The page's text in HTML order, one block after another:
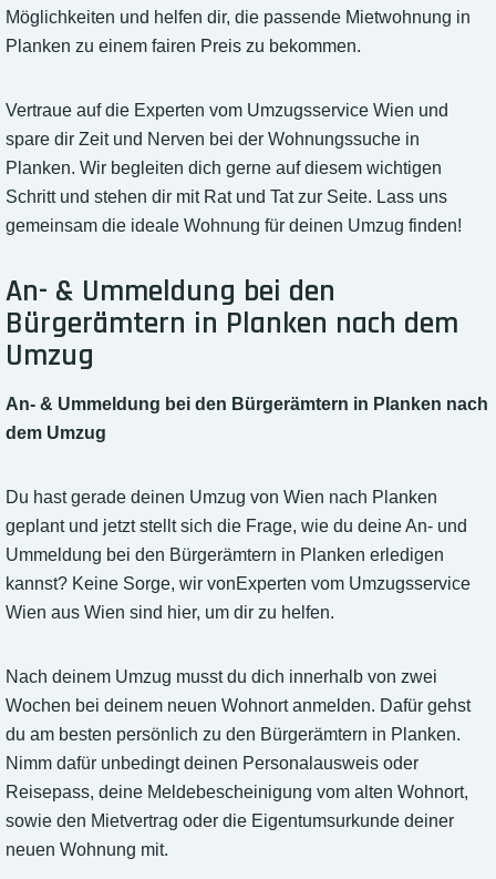
Möglichkeiten und helfen dir, die passende Mietwohnung in
Planken zu einem fairen Preis zu bekommen.
Vertraue auf die Experten vom Umzugsservice Wien und
spare dir Zeit und Nerven bei der Wohnungssuche in
Planken. Wir begleiten dich gerne auf diesem wichtigen
Schritt und stehen dir mit Rat und Tat zur Seite. Lass uns
gemeinsam die ideale Wohnung für deinen Umzug finden!
An- & Ummeldung bei den
Bürgerämtern in Planken nach dem
Umzug
An- & Ummeldung bei den Bürgerämtern in Planken nach
dem Umzug
Du hast gerade deinen Umzug von Wien nach Planken
geplant und jetzt stellt sich die Frage, wie du deine An- und
Ummeldung bei den Bürgerämtern in Planken erledigen
kannst? Keine Sorge, wir vonExperten vom Umzugsservice
Wien aus Wien sind hier, um dir zu helfen.
Nach deinem Umzug musst du dich innerhalb von zwei
Wochen bei deinem neuen Wohnort anmelden. Dafür gehst
du am besten persönlich zu den Bürgerämtern in Planken.
Nimm dafür unbedingt deinen Personalausweis oder
Reisepass, deine Meldebescheinigung vom alten Wohnort,
sowie den Mietvertrag oder die Eigentumsurkunde deiner
neuen Wohnung mit.